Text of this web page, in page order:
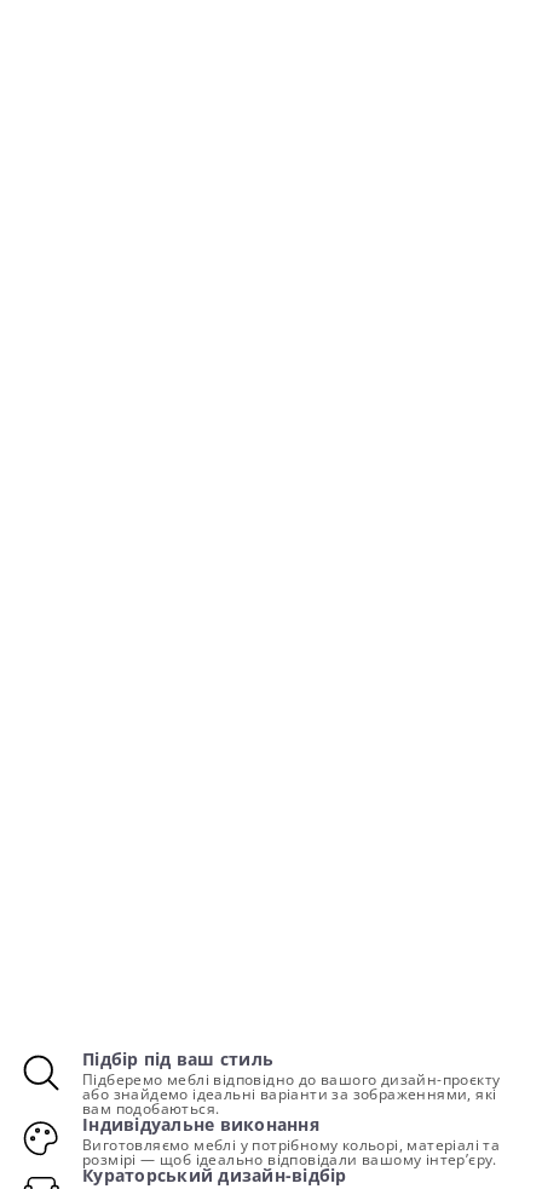
Підбір під ваш стиль
Підберемо меблі відповідно до вашого дизайн-проєкту
або знайдемо ідеальні варіанти за зображеннями, які
вам подобаються.
Індивідуальне виконання
Виготовляємо меблі у потрібному кольорі, матеріалі та
розмірі — щоб ідеально відповідали вашому інтер’єру.
Кураторський дизайн-відбір